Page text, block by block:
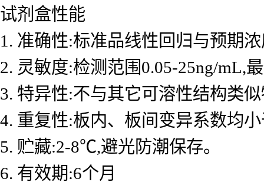
试剂盒性能
1. 准确性:标准品线性回归与预期
2. 灵敏度:检测范围0.05-25ng/mL,
3. 特异性:不与其它可溶性结构类
4. 重复性:板内、板间变异系数均
5. 贮藏:2-8℃,避光防潮保存。
6. 有效期:6个月